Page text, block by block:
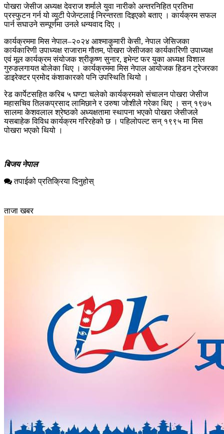
पोखरा जेसीज अध्यक्ष देवराज शर्माले युवा नारीको अन्तरनिहित प्रतिभा
प्रस्फुटन गर्न यो व्युटी पेजेन्टलाई निरन्तरता दिइएको बताए । कार्यक्रम सफल
पार्न सघाउने सम्पूर्णमा उनले धन्यवाद दिए ।
कार्यक्रममा मिस नेपाल–२०२४ आश्माकुमारी केसी, नेपाल जेसिजका
कार्यकारिणी उपाध्यक्ष राजाराम गौतम, पोखरा जेसीजका कार्यकारिणी उपाध्यक्ष
एवं मूल कार्यक्रम संयोजक श्रीकृष्ण सुनार, इभेन्ट फर युका अध्यक्ष विशाल
गुरुङलगायत बोलेका थिए । कार्यक्रममा मिस नेपाल आयोजक हिडन ट्रेजरका
डाइरेक्टर प्रमोद कंशाकारको पनि उपस्थिति थियो ।
रेड कार्पेटसहित करिब ५ घण्टा चलेको कार्यक्रमको संचालन पोखरा जेसीज
महासचिव तिलकप्रसाद लामिछाने र उरुषा जोशीले गरेका थिए । सन् १९७५
सालमा केशवलाल श्रेष्ठको अध्यक्षतामा स्थापना भएको पोखरा जेसीजले
यसबाहेक विविध कार्यक्रम गरिरहेको छ । पहिलोपल्ट सन् १९९५ मा मिस
पोखरा भएको थियो ।
बिजय नेपाल
तपाईको प्रतिक्रिया दिनुहोस्
ताजा खबर